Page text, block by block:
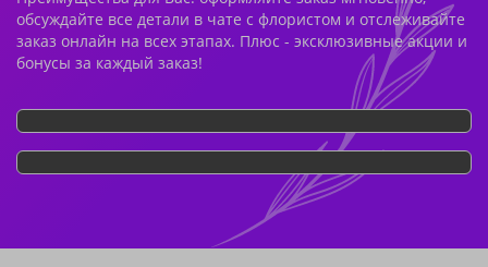
обсуждайте все детали в чате с флористом и отслеживайте
заказ онлайн на всех этапах. Плюс - эксклюзивные акции и
бонусы за каждый заказ!